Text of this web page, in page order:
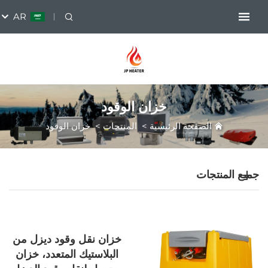
خزان الوقود
الرئيسية >المنتجات>خزان الوقود
خزان نقل وقود ديزل من
البلاستيك المتعدد، خزان